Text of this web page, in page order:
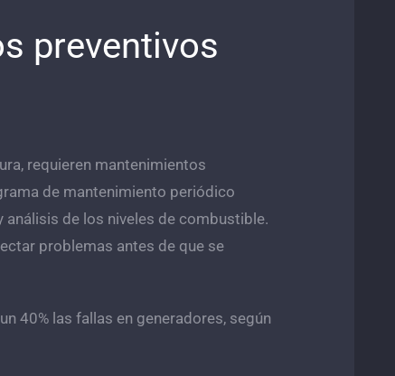
preventivos
requieren mantenimientos
de mantenimiento periódico
de los niveles de combustible.
problemas antes de que se
40% las fallas en generadores, según